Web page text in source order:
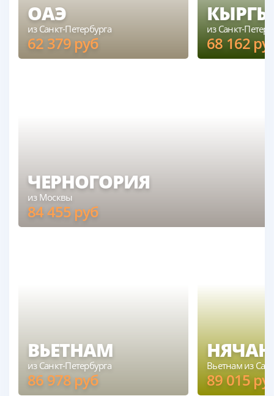
ОАЭ
из Санкт-Петербурга
62 379руб
из Санкт-
68 162
ЧЕРНОГОРИЯ
из Москвы
84 455руб
ВЬЕТНАМ
из Санкт-Петербурга
86 978 руб
Вьетнам из
89 015